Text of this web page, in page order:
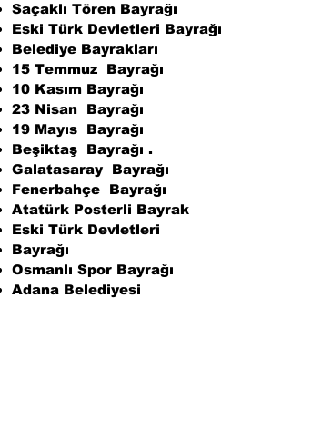
Saçaklı Tören Bayrağı
Eski Türk Devletleri Bayrağı
Belediye Bayrakları
15 Temmuz Bayrağı
10 Kasım Bayrağı
23 Nisan Bayrağı
19 Mayıs Bayrağı
Beşiktaş Bayrağı .
Galatasaray Bayrağı
Fenerbahçe Bayrağı
Atatürk Posterli Bayrak
Eski Türk Devletleri
Bayrağı
Osmanlı Spor Bayrağı
Adana Belediyesi